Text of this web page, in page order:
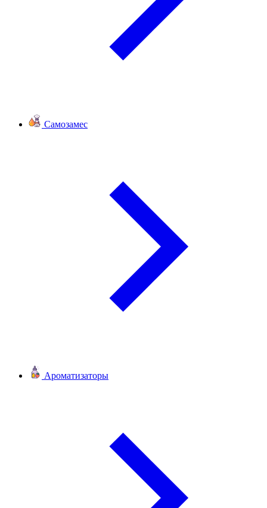
Самозамес
Ароматизаторы